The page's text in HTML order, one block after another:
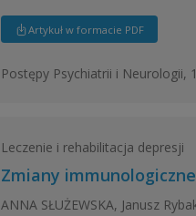
Artykuł w formacie PDF
Postępy Psychiatrii i Neurologii,
Leczenie i rehabilitacja depresji
Zmiany
ANNA SŁUŻEWSKA, Janusz